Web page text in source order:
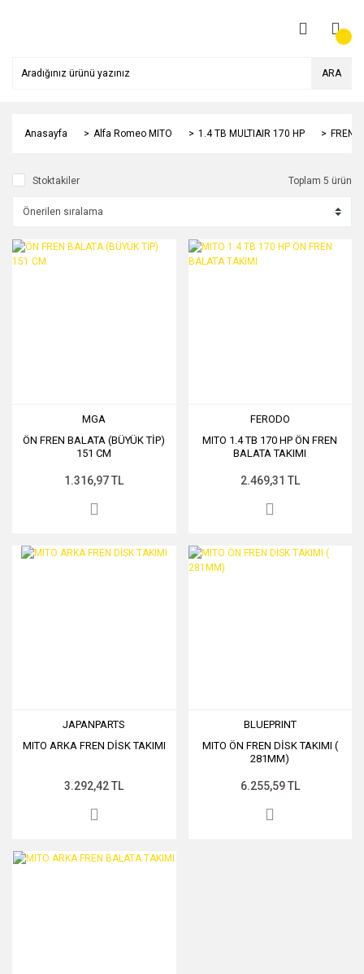
ARA
Anasayfa Alfa Romeo MITO 1.4 TB MULTIAIR 170 HP FREN
Stoktakiler Toplam 5 ürün
MGA
ÖN FREN BALATA (BÜYÜK TİP)
151 CM
1.316,97 TL
FERODO
MITO 1.4 TB 170 HP ÖN FREN
BALATA TAKIMI
2.469,31 TL
JAPANPARTS
MITO ARKA FREN DİSK TAKIMI
3.292,42 TL
BLUEPRINT
MITO ÖN FREN DİSK TAKIMI (
281MM)
6.255,59 TL